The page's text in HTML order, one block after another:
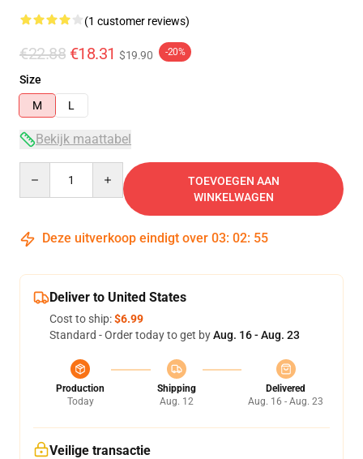
(1 customer reviews)
€22.88 €18.31 $19.90 -20%
Size
M
L
Bekijk maattabel
TOEVOEGEN AAN
WINKELWAGEN
Deze uitverkoop eindigt over 03: 02: 54
Deliver to United States
Cost to ship:$6.99
Standard - Order today to get byAug. 16 - Aug. 23
Production
Today
Shipping
Aug. 12
Delivered
Aug. 16 - Aug. 23
Veilige transactie